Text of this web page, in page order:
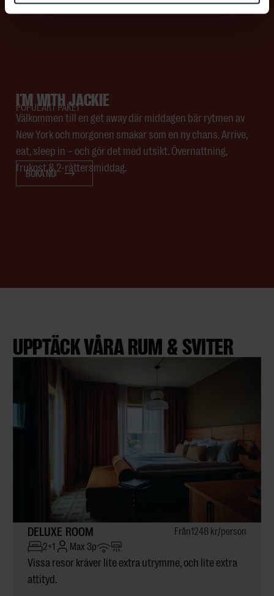
POPULÄRT PAKET
I´M WITH JACKIE
Välkommen till en get away där middagen bär rytmen av
New York och morgonen smakar som en ny chans. Arrive,
eat, sleep in – och gör det med utsikt. Övernattning,
frukost & 2-rättersmiddag.
BOKA NU
UPPTÄCK VÅRA RUM & SVITER
DELUXE ROOM Från1248 kr/person
2+1
Max 3p
Vissa resor kräver lite extra utrymme, och lite extra
attityd.